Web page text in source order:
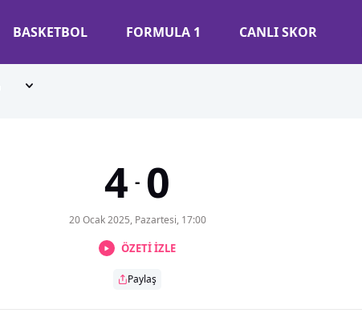
BASKETBOL FORMULA 1 CANLI SKOR
4 - 0
20 Ocak 2025, Pazartesi, 17:00
ÖZETİ İZLE
Paylaş